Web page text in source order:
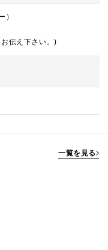
）
伝え下さい。)
一覧を見る